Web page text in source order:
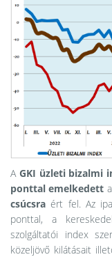
A GKI üzleti bizalmi
ponttal emelkedett
csúcsra ért fel. Az
ponttal, a
szolgáltatói index
közeljövő kilátásait